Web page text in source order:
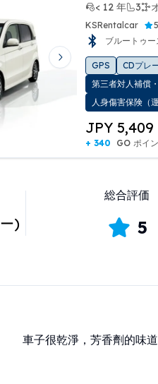
Next slide
< 12 年
3
KSRentalcar 5
ブルートゥー
GPS CDプレ
第三者対人補償
人身傷害保険（
JPY 5,409
+ 340 GO ポイ
)
総合評価
5
車子很乾淨，芳香劑的味